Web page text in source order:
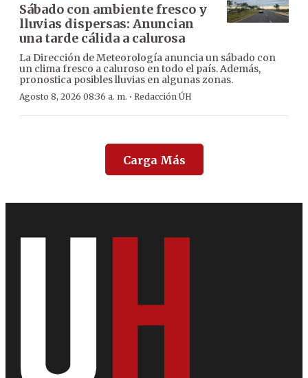
Sábado con ambiente fresco y
lluvias dispersas: Anuncian
una tarde cálida a calurosa
La Dirección de Meteorología anuncia un sábado con
un clima fresco a caluroso en todo el país. Además,
pronostica posibles lluvias en algunas zonas.
Agosto 8, 2026 08:36 a. m. · Redacción ÚH
Carga Más